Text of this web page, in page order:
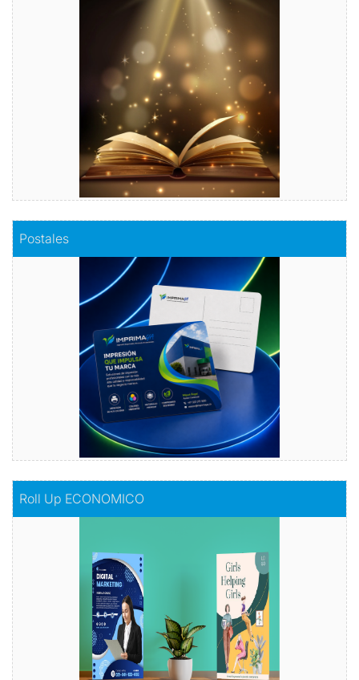
Haz realidad tu historia
Comprar
Postales
Dale vida a tus emociones con nuestras
postales.
Comprar
Comprar
Roll Up ECONOMICO
Comprar